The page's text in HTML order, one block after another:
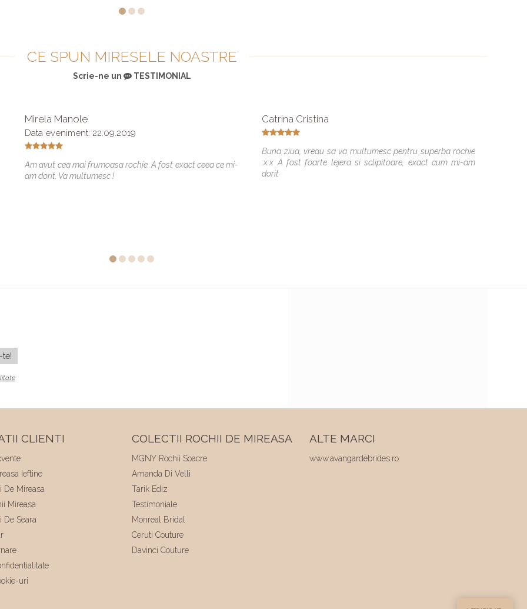
CE SPUN MIRESELE NOASTRE
Scrie-ne un TESTIMONIAL
Mirela Manole
Data eveniment: 22.09.2019
Am avut cea mai frumoasa rochie. A fost exact ceea ce mi-
am dorit. Va multumesc !
Catrina Cristina
Buna ziua, vreau sa va multumesc pentru superba rochie
:x:x A fost foarte lejera si sclipitoare, exact cum mi-am
dorit
CLIENTI
Ieftine
De Mireasa
Mireasa
De Seara
uri
COLECTII ROCHII DE MIREASA
MGNY Rochii Soacre
Amanda Di Velli
Tarik Ediz
Testimoniale
Monreal Bridal
Ceruti Couture
Davinci Couture
ALTE MARCI
www.avangardebrides.ro